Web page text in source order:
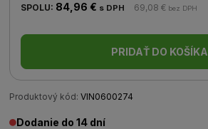
SPOLU: 84,96 € s DPH 69,08 € bez DPH
PRIDAŤ DO KOŠÍKA
Produktový kód: VIN0600274
Dodanie do 14 dní